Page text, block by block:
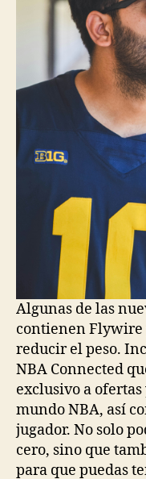
Algunas de las
contienen Flywire
reducir el peso.
NBA Connected
exclusivo a
mundo NBA, así
jugador. No solo
cero, sino que
para que puedas